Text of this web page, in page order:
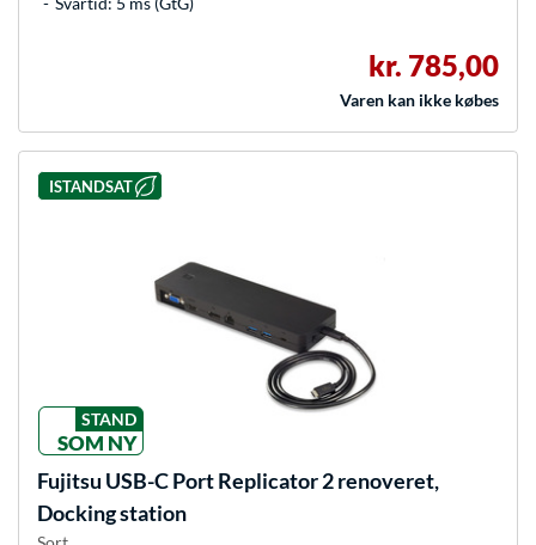
kr. 785,00
Varen kan ikke købes
ISTANDSAT
STAND
SOM NY
Fujitsu USB-C Port Replicator 2 renoveret,
Docking station